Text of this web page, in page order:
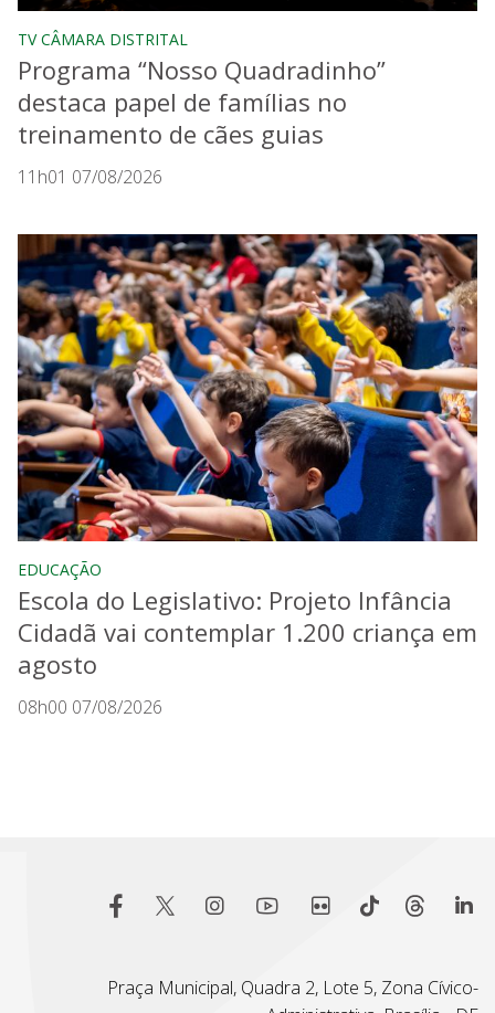
TV CÂMARA DISTRITAL
Programa “Nosso Quadradinho”
destaca papel de famílias no
treinamento de cães guias
11h01 07/08/2026
EDUCAÇÃO
Escola do Legislativo: Projeto Infância
Cidadã vai contemplar 1.200 criança em
agosto
08h00 07/08/2026
Praça Municipal, Quadra 2, Lote 5, Zona Cívico-